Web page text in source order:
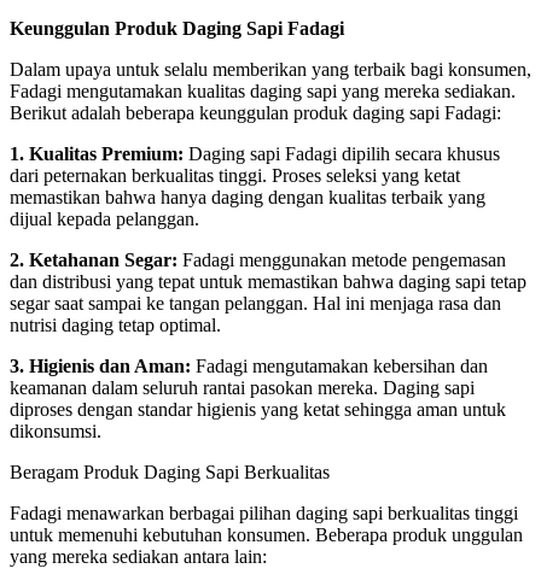
Keunggulan Produk Daging Sapi Fadagi
Dalam upaya untuk selalu memberikan yang terbaik bagi konsumen,
Fadagi mengutamakan kualitas daging sapi yang mereka sediakan.
Berikut adalah beberapa keunggulan produk daging sapi Fadagi:
1. Kualitas Premium: Daging sapi Fadagi dipilih secara khusus
dari peternakan berkualitas tinggi. Proses seleksi yang ketat
memastikan bahwa hanya daging dengan kualitas terbaik yang
dijual kepada pelanggan.
2. Ketahanan Segar: Fadagi menggunakan metode pengemasan
dan distribusi yang tepat untuk memastikan bahwa daging sapi tetap
segar saat sampai ke tangan pelanggan. Hal ini menjaga rasa dan
nutrisi daging tetap optimal.
3. Higienis dan Aman: Fadagi mengutamakan kebersihan dan
keamanan dalam seluruh rantai pasokan mereka. Daging sapi
diproses dengan standar higienis yang ketat sehingga aman untuk
dikonsumsi.
Beragam Produk Daging Sapi Berkualitas
Fadagi menawarkan berbagai pilihan daging sapi berkualitas tinggi
untuk memenuhi kebutuhan konsumen. Beberapa produk unggulan
yang mereka sediakan antara lain: